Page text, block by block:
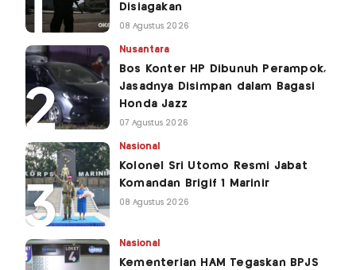
Disiagakan
08 Agustus 2026
Nusantara
Bos Konter HP Dibunuh Perampok,
Jasadnya Disimpan dalam Bagasi
Honda Jazz
07 Agustus 2026
Nasional
Kolonel Sri Utomo Resmi Jabat
Komandan Brigif 1 Marinir
08 Agustus 2026
Nasional
Kementerian HAM Tegaskan BPJS